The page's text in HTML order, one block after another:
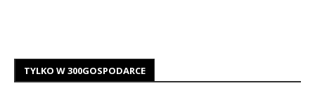
TYLKO W 300GOSPODARCE